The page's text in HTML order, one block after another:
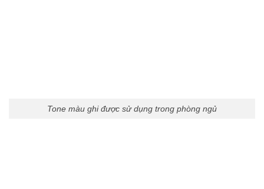
Tone màu ghi được sử dụng trong phòng ngủ